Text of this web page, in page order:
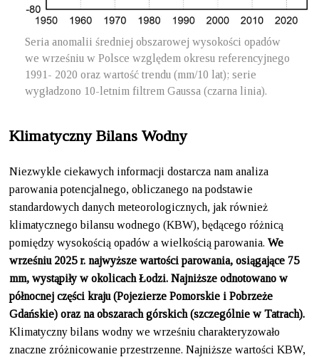
Seria anomalii średniej obszarowej wysokości opadów
we wrześniu w Polsce względem okresu referencyjnego
1991- 2020 oraz wartość trendu (mm/10 lat); serie
wygładzono 10-letnim filtrem Gaussa (czarna linia).
Klimatyczny Bilans Wodny
Niezwykle ciekawych informacji dostarcza nam analiza
parowania potencjalnego, obliczanego na podstawie
standardowych danych meteorologicznych, jak również
klimatycznego bilansu wodnego (KBW), będącego różnicą
pomiędzy wysokością opadów a wielkością parowania.We
wrześniu 2025 r. najwyższe wartości parowania, osiągające 75
mm, wystąpiły w okolicach Łodzi. Najniższe odnotowano w
północnej części kraju (Pojezierze Pomorskie i Pobrzeże
Gdańskie) oraz na obszarach górskich (szczególnie w Tatrach).
Klimatyczny bilans wodny we wrześniu charakteryzowało
znaczne zróżnicowanie przestrzenne. Najniższe wartości KBW,